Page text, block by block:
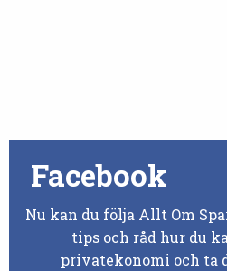
Facebook
Nu kan du följa Allt Om
tips och råd hur du
privatekonomi och ta